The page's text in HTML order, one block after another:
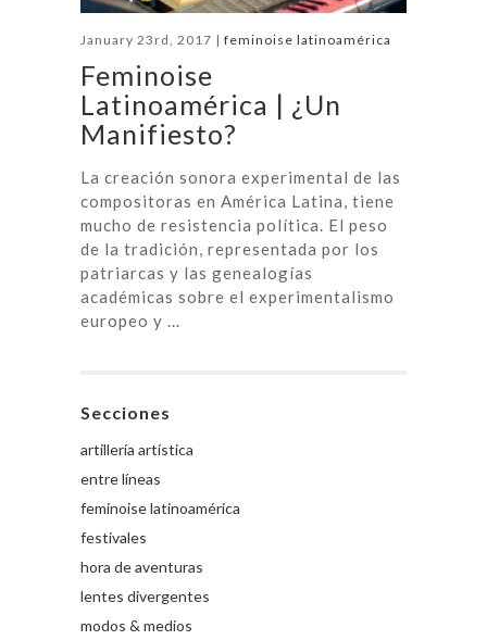
January 23rd, 2017 | feminoise latinoamérica
Feminoise
Latinoamérica | ¿Un
Manifiesto?
La creación sonora experimental de las
compositoras en América Latina, tiene
mucho de resistencia política. El peso
de la tradición, representada por los
patriarcas y las genealogías
académicas sobre el experimentalismo
europeo y ...
Secciones
artillería artística
entre líneas
feminoise latinoamérica
festivales
hora de aventuras
lentes divergentes
modos & medios